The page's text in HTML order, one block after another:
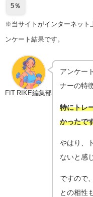
5％
※当サイトがインターネット
ンケート結果です。
FIT RIKE編集部
アンケー
ナーの特
特にトレ
かったで
やはり、
ないと感
ですので
との相性